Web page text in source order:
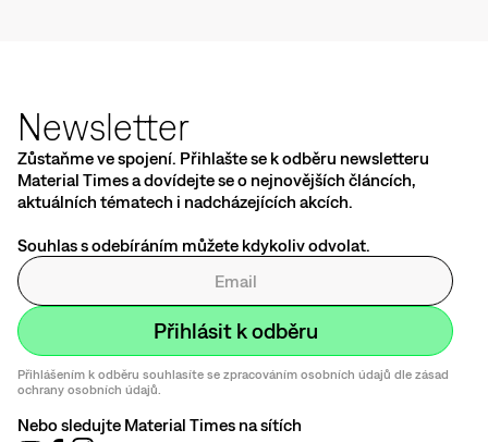
Newsletter
Zůstaňme ve spojení. Přihlašte se k odběru newsletteru
Material Times a dovídejte se o nejnovějších článcích,
aktuálních tématech i nadcházejících akcích.
Souhlas s odebíráním můžete kdykoliv odvolat.
Přihlášením k odběru souhlasíte se zpracováním osobních údajů dle zásad
ochrany osobních údajů.
Nebo sledujte Material Times na sítích